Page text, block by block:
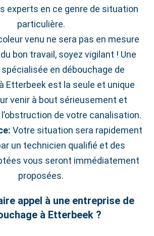
experts en ce genre de situation
particulière.
venu ne sera pas en mesure
bon travail, soyez vigilant ! Une
en débouchage de
Etterbeek est la seule et unique
venir à bout sérieusement et
de votre canalisation.
Votre situation sera rapidement
un technicien qualifié et des
vous seront immédiatement
proposées.
appel à une entreprise de
à Etterbeek ?